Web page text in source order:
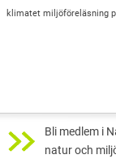
klimatet miljöföreläsning
Bli medlem i
natur och